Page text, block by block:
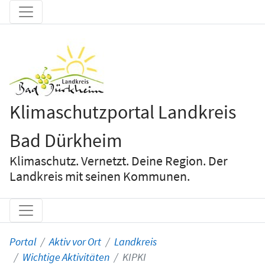
Klimaschutzportal Landkreis
Bad Dürkheim
Klimaschutz. Vernetzt. Deine Region. Der
Landkreis mit seinen Kommunen.
Portal Aktiv vor Ort
Landkreis
Wichtige Aktivitäten
KIPKI